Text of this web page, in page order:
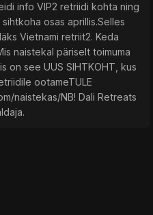
info VIP2 retriidi kohta ning
osas aprillis.Selles
Vietnami retriit2. Keda
naistekal päriselt toimuma
on see UUS SIHTKOHT, kus
ootameTULE
naistekas/NB! Dali Retreats